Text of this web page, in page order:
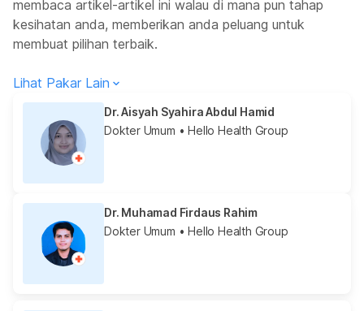
membaca artikel-artikel ini walau di mana pun tahap
kesihatan anda, memberikan anda peluang untuk
membuat pilihan terbaik.
Lihat Pakar Lain
Dr. Aisyah Syahira Abdul Hamid
Dokter Umum • Hello Health Group
Dr. Muhamad Firdaus Rahim
Dokter Umum • Hello Health Group